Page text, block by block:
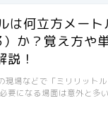
は何立方メート
か？覚え方や
！
現場などで「ミリリット
要になる場面は意外と多